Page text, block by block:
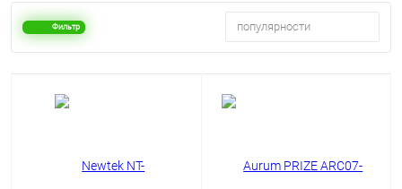
Фильтр популярности